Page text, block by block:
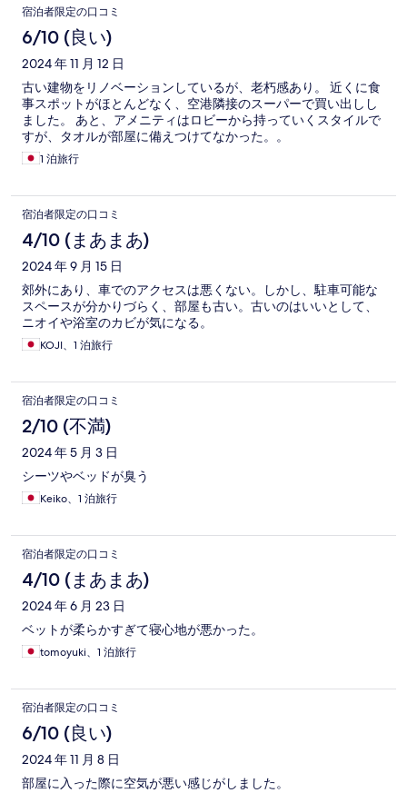
宿泊者限定の口コミ
6/10 (良い)
2024 年 11 月 12 日
古い建物をリノベーションしているが、老朽感あり。 近くに食
事スポットがほとんどなく、空港隣接のスーパーで買い出しし
ました。 あと、アメニティはロビーから持っていくスタイルで
すが、タオルが部屋に備えつけてなかった。。
1 泊旅行
宿泊者限定の口コミ
4/10 (まあまあ)
2024 年 9 月 15 日
郊外にあり、車でのアクセスは悪くない。しかし、駐車可能な
スペースが分かりづらく、部屋も古い。古いのはいいとして、
ニオイや浴室のカビが気になる。
KOJI、1 泊旅行
宿泊者限定の口コミ
2/10 (不満)
2024 年 5 月 3 日
シーツやベッドが臭う
Keiko、1 泊旅行
宿泊者限定の口コミ
4/10 (まあまあ)
2024 年 6 月 23 日
ベットが柔らかすぎて寝心地が悪かった。
tomoyuki、1 泊旅行
宿泊者限定の口コミ
6/10 (良い)
2024 年 11 月 8 日
部屋に入った際に空気が悪い感じがしました。